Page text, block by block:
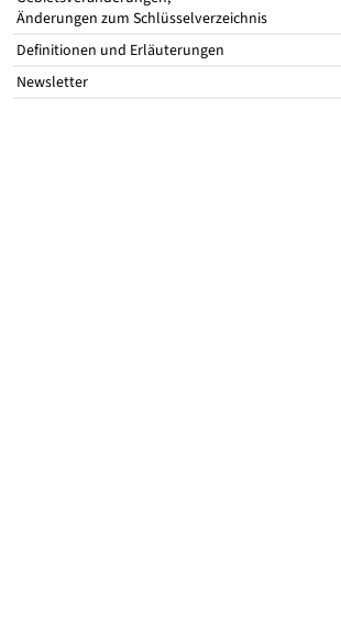
Änderungen zum Schlüsselverzeichnis
Definitionen und Erläuterungen
Newsletter